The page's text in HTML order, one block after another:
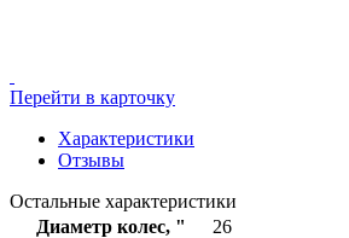
Перейти в карточку
Характеристики
Отзывы
Остальные характеристики
Диаметр колес, "
26